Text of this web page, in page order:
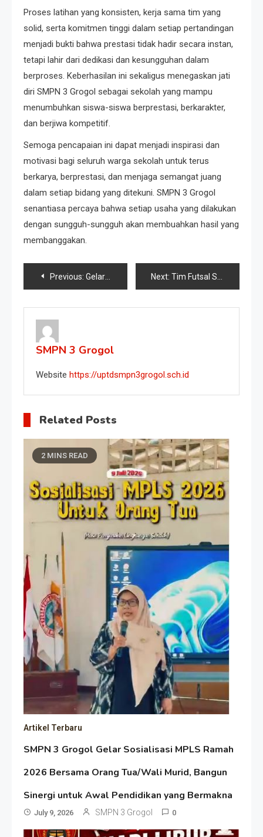
Proses latihan yang konsisten, kerja sama tim yang
solid, serta komitmen tinggi dalam setiap pertandingan
menjadi bukti bahwa prestasi tidak hadir secara instan,
tetapi lahir dari dedikasi dan kesungguhan dalam
berproses. Keberhasilan ini sekaligus menegaskan jati
diri SMPN 3 Grogol sebagai sekolah yang mampu
menumbuhkan siswa-siswa berprestasi, berkarakter,
dan berjiwa kompetitif.
Semoga pencapaian ini dapat menjadi inspirasi dan
motivasi bagi seluruh warga sekolah untuk terus
berkarya, berprestasi, dan menjaga semangat juang
dalam setiap bidang yang ditekuni. SMPN 3 Grogol
senantiasa percaya bahwa setiap usaha yang dilakukan
dengan sungguh-sungguh akan membuahkan hasil yang
membanggakan.
Previous: Gelar Karya Ko-Kurikuler SMPN 3 Grogol Tahun 2025 Next: Tim Futsal SMPN 3 Grogol Raih Juara II dan Top Score di Smadela Cup Futsal 2025
SMPN 3 Grogol
Website https://uptdsmpn3grogol.sch.id
Related Posts
2 MINS READ
Artikel Terbaru
SMPN 3 Grogol Gelar Sosialisasi MPLS Ramah
2026 Bersama Orang Tua/Wali Murid, Bangun
Sinergi untuk Awal Pendidikan yang Bermakna
July 9, 2026 SMPN 3 Grogol 0